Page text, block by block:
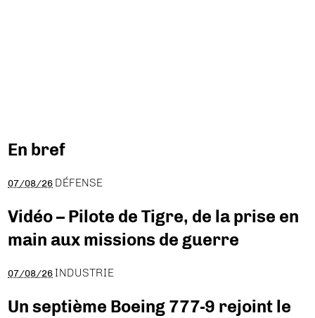
En bref
07/08/26 DÉFENSE
Vidéo – Pilote de Tigre, de la prise en
main aux missions de guerre
07/08/26 INDUSTRIE
Un septième Boeing 777-9 rejoint le